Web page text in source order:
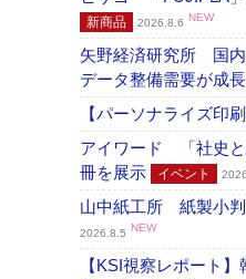
新商品 2026.8.6 NEW
矢野経済研究所 国内
データ整備需要が成
【パーソナライズ印
アイワード 「社史と
冊を展示
イベント
山中紙工所 紙製小判
2026.8.5 NEW
【KSI視察レポート